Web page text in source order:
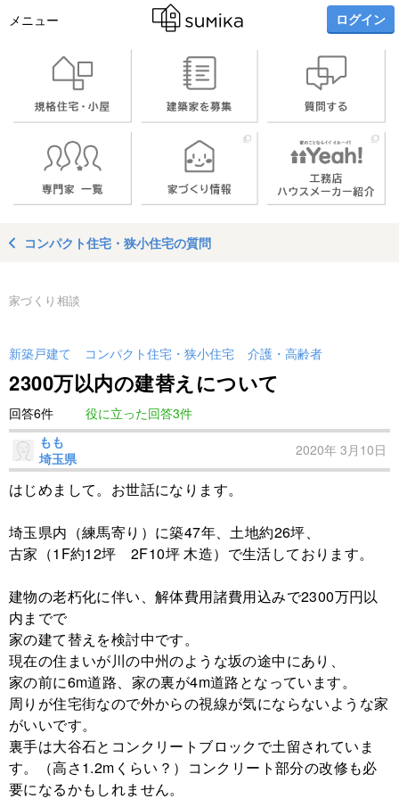
メニュー ログイン
コンパクト住宅・狭小住宅の質問
家づくり相談
新築戸建て コンパクト住宅・狭小住宅 介護・高齢者
2300万以内の建替えについて
回答6件
役に立った回答3件
もも
埼玉県
2020年 3月10日
はじめまして。お世話になります。
埼玉県内（練馬寄り）に築47年、土地約26坪、
古家（1F約12坪 2F10坪 木造）で生活しております。
建物の老朽化に伴い、解体費用諸費用込みで2300万円以
内までで
家の建て替えを検討中です。
現在の住まいが川の中州のような坂の途中にあり、
家の前に6m道路、家の裏が4m道路となっています。
周りが住宅街なので外からの視線が気にならないような家
がいいです。
裏手は大谷石とコンクリートブロックで土留されていま
す。（高さ1.2mくらい？）コンクリート部分の改修も必
要になるかもしれません。